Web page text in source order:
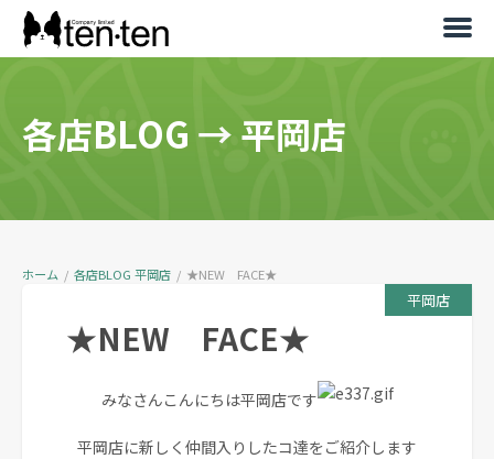
各店BLOG →平岡店
ホーム / 各店BLOG 平岡店 / ★NEW FACE★
平岡店
★NEW FACE★
みなさんこんにちは平岡店です
平岡店に新しく仲間入りしたコ達をご紹介します